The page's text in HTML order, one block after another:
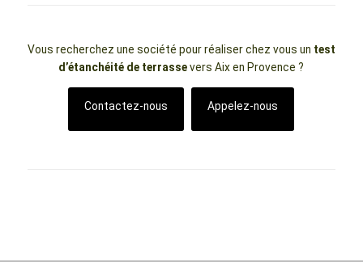
Vous recherchez une société pour réaliser chez vous un test
d’étanchéité de terrassevers Aix en Provence ?
Contactez-nous Appelez-nous